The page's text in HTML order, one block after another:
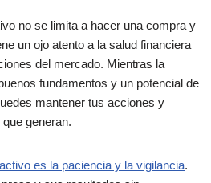
no se limita a hacer una compra y
un ojo atento a la salud financiera
del mercado. Mientras la
fundamentos y un potencial de
mantener tus acciones y
generan.
es la paciencia y la vigilancia.